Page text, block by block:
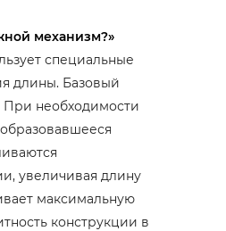
механизм?»
специальные
длины. Базовый
При необходимости
увеличивая длину
максимальную
конструкции в